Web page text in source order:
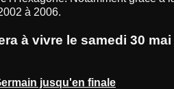
à 2006.
à vivre le samedi 30
jusqu'en finale